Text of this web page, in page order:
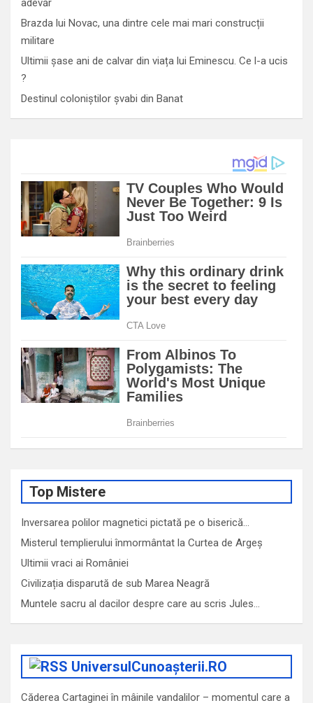
adevăr
Brazda lui Novac, una dintre cele mai mari construcții
militare
Ultimii șase ani de calvar din viața lui Eminescu. Ce l-a ucis
?
Destinul coloniștilor șvabi din Banat
Top Mistere
Inversarea polilor magnetici pictată pe o biserică…
Misterul templierului înmormântat la Curtea de Argeș
Ultimii vraci ai României
Civilizația disparută de sub Marea Neagră
Muntele sacru al dacilor despre care au scris Jules…
UniversulCunoașterii.RO
Căderea Cartaginei în mâinile vandalilor – momentul care a